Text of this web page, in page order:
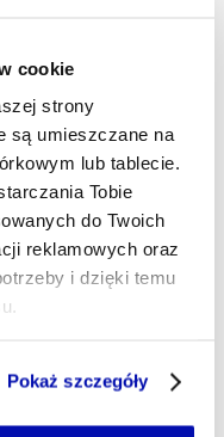
cookie
strony
są umieszczane na
lub tablecie.
Tobie
do Twoich
reklamowych oraz
i dzięki temu
plików cookie,
Pokaż szczegóły
ARTYKUŁU - PROFIL
interesujący się
rynkami finansowymi.
w Warszawie.
na rowerze